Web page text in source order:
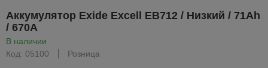
Аккумулятор Exide Excell EB712 / Низкий / 71Ah
/ 670А
В наличии
Код: 05100
Розница